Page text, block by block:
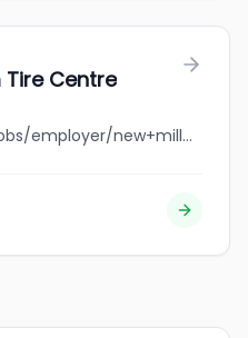
Tire Centre
jobbank.gc.ca/browsejobs/employer/new+millenium+tire+centre/ca